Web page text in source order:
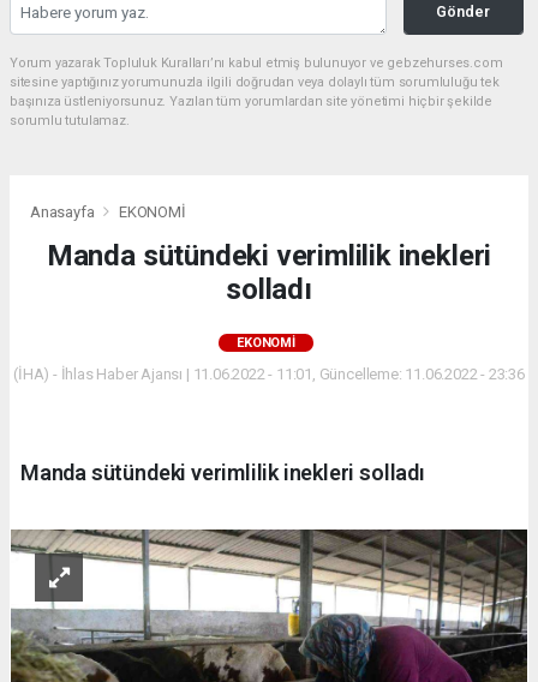
Gönder
Yorum yazarak Topluluk Kuralları’nı kabul etmiş bulunuyor ve gebzehurses.com
sitesine yaptığınız yorumunuzla ilgili doğrudan veya dolaylı tüm sorumluluğu tek
başınıza üstleniyorsunuz. Yazılan tüm yorumlardan site yönetimi hiçbir şekilde
sorumlu tutulamaz.
Anasayfa EKONOMİ
Manda sütündeki verimlilik inekleri
solladı
EKONOMİ
(İHA) - İhlas Haber Ajansı | 11.06.2022 - 11:01, Güncelleme: 11.06.2022 - 23:36
Manda sütündeki verimlilik inekleri solladı